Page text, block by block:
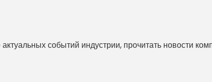
событий индустрии, прочитать новости